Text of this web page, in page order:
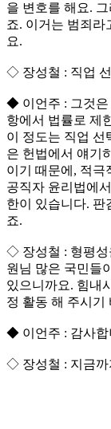
을 변호를 해요.
죠. 이거는 범죄라
요.
◇ 장성철 : 직업
◆ 이언주 : 그것은
항에서 법률로 제
이 정도는 직업 선
은 헌법에서 얘기
이기 때문에, 적극
공직자 윤리법에
한이 있습니다. 판
죠.
◇ 장성철 : 형평성
원님 많은 국민들
있으니까요. 힘내
정 활동 해 주시기
◆ 이언주 : 감사합
◇ 장성철 : 지금까